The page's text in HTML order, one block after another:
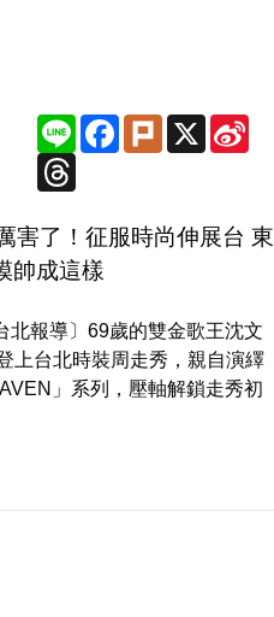
Line Facebook
Plurk X
害了！征服時尚伸展台 東
帥成這樣
北報導〕69歲的雙金歌王沈文
上台北時裝周走秀，親自演繹
」系列，壓軸解鎖走秀初